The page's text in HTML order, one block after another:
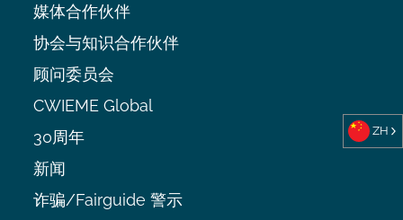
媒体合作伙伴
协会与知识合作伙伴
顾问委员会
CWIEME Global
30周年
新闻
诈骗/Fairguide 警示
ZH